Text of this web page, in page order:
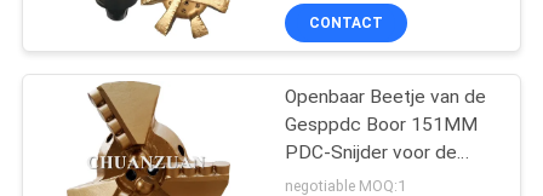
FABRIEKSREIS
KWALITEITSCONTROLE
Stalen tanden
tricone Bit
67
CONTACT
Openbaar Beetje van de
Gesppdc Boor 151MM
PDC-Snijder voor de
Boring van de Waterput
negotiable MOQ:1